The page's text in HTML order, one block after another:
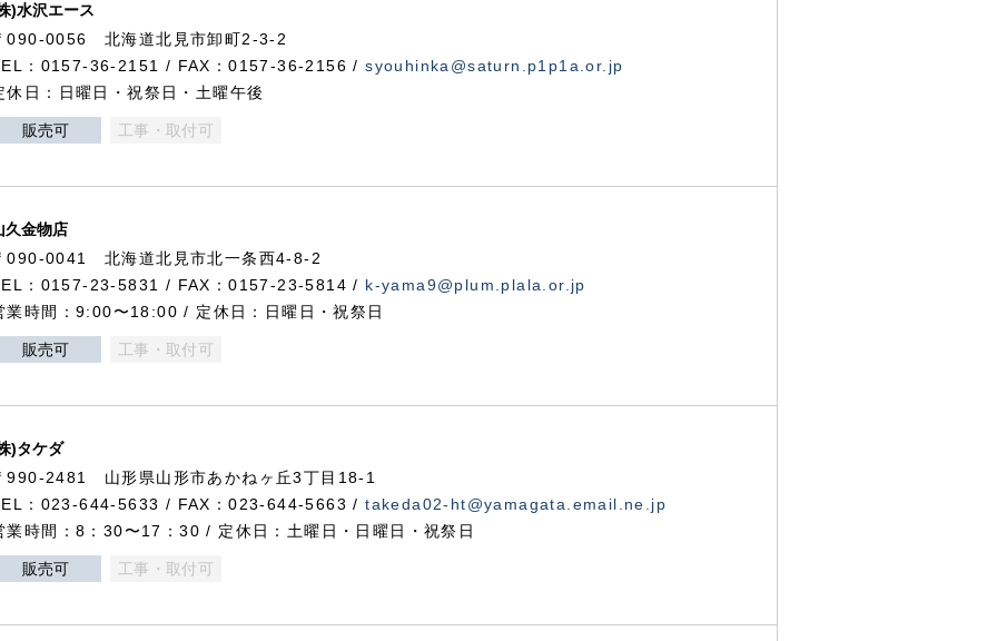
)水沢エース
090-0056 北海道北見市卸町2-3-2
：0157-36-2151 / FAX：0157-36-2156 /syouhinka@saturn.p1p1a.or.jp
休日：日曜日・祝祭日・土曜午後
販売可 工事・取付可
久金物店
090-0041 北海道北見市北一条西4-8-2
：0157-23-5831 / FAX：0157-23-5814 / k-yama9@plum.plala.or.jp
業時間：9:00〜18:00 / 定休日：日曜日・祝祭日
販売可 工事・取付可
)タケダ
990-2481 山形県山形市あかねヶ丘3丁目18-1
：023-644-5633 / FAX：023-644-5663 /takeda02-ht@yamagata.email.ne.jp
業時間：8：30〜17：30 / 定休日：土曜日・日曜日・祝祭日
販売可 工事・取付可